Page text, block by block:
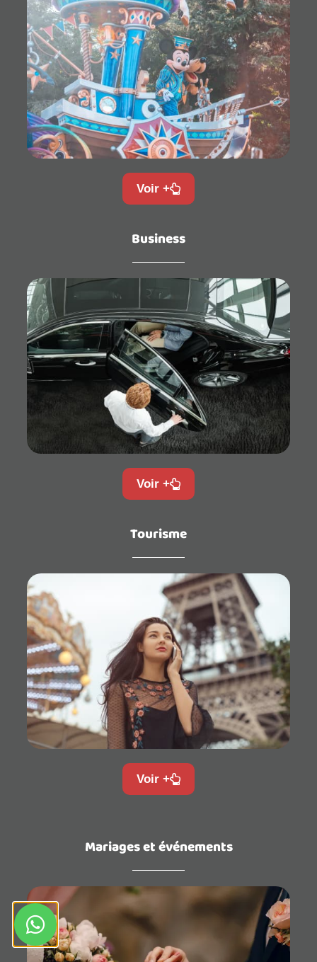
Voir +
Business
Voir +
Tourisme
Voir +
Mariages et événements